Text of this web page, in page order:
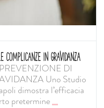
COMPLICANZE IN GRAVIDANZA
DI
Uno Studio
dimostra l’efficacia
pretermine...